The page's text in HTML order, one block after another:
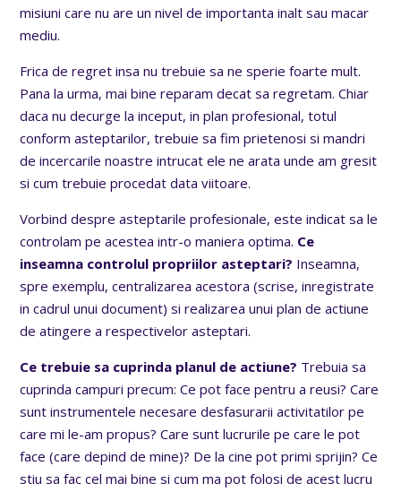
misiuni care nu are un nivel de importanta inalt sau macar
mediu.
Frica de regret insa nu trebuie sa ne sperie foarte mult.
Pana la urma, mai bine reparam decat sa regretam. Chiar
daca nu decurge la inceput, in plan profesional, totul
conform asteptarilor, trebuie sa fim prietenosi si mandri
de incercarile noastre intrucat ele ne arata unde am gresit
si cum trebuie procedat data viitoare.
Vorbind despre asteptarile profesionale, este indicat sa le
controlam pe acestea intr-o maniera optima. Ce
inseamna controlul propriilor asteptari? Inseamna,
spre exemplu, centralizarea acestora (scrise, inregistrate
in cadrul unui document) si realizarea unui plan de actiune
de atingere a respectivelor asteptari.
Ce trebuie sa cuprinda planul de actiune? Trebuia sa
cuprinda campuri precum: Ce pot face pentru a reusi? Care
sunt instrumentele necesare desfasurarii activitatilor pe
care mi le-am propus? Care sunt lucrurile pe care le pot
face (care depind de mine)? De la cine pot primi sprijin? Ce
stiu sa fac cel mai bine si cum ma pot folosi de acest lucru